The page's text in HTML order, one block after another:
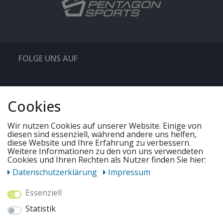
FOLGE UNS AUF
QUICKLINKS & TIPPS
UNSERE ANGEBOTE
WIR VERSENDEN MIT
Cookies
Wir nutzen Cookies auf unserer Website. Einige von
diesen sind essenziell, während andere uns helfen,
diese Website und Ihre Erfahrung zu verbessern.
Weitere Informationen zu den von uns verwendeten
Cookies und Ihren Rechten als Nutzer finden Sie hier:
Daten­schutz­erklärung
Impressum
Essenziell
Statistik